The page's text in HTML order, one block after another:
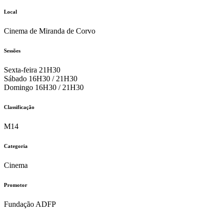
Local
Cinema de Miranda de Corvo
Sessões
Sexta-feira 21H30
Sábado 16H30 / 21H30
Domingo 16H30 / 21H30
Classificação
M14
Categoria
Cinema
Promotor
Fundação ADFP